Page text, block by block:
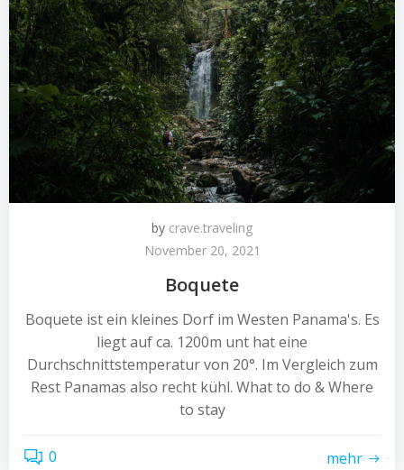
by crave.traveling
November 20, 2021
Boquete
Boquete ist ein kleines Dorf im Westen Panama's. Es
liegt auf ca. 1200m unt hat eine
Durchschnittstemperatur von 20°. Im Vergleich zum
Rest Panamas also recht kühl. What to do & Where
to stay
0 mehr